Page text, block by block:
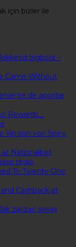
için bizler ile
bigbost –
Game Without
de apostar
Rewards _
Version von Spins
at Nationalbet
regio
To Twenty-One
Cashback at
zacząć swoją